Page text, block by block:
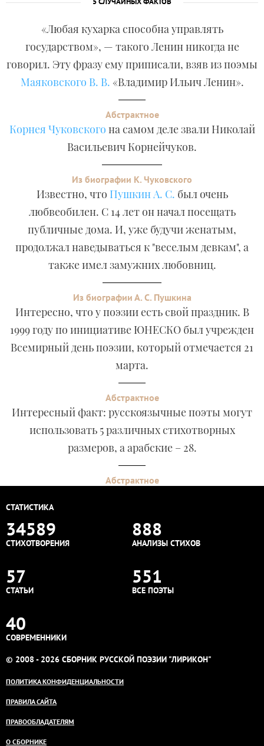
«Любая кухарка способна управлять
государством», — такого Ленин никогда не
говорил. Эту фразу ему приписали, взяв из поэмы
Маяковского В. В. «Владимир Ильич Ленин».
Абстрактное
Корнея Чуковского на самом деле звали Николай
Васильевич Корнейчуков.
Из биографии К. Чуковского
Известно, что Пушкин А. С. был очень
любвеобилен. С 14 лет он начал посещать
публичные дома. И, уже будучи женатым,
продолжал наведываться к "веселым девкам", а
также имел замужних любовниц.
Из биографии А. С. Пушкина
Интересно, что у поэзии есть свой праздник. В
1999 году по инициативе ЮНЕСКО был учрежден
Всемирный день поэзии, который отмечается 21
марта.
Абстрактное
Интересный факт: русскоязычные поэты могут
использовать 5 различных стихотворных
размеров, а арабские – 28.
Абстрактное
СТАТИСТИКА
34589
СТИХОТВОРЕНИЯ
888
АНАЛИЗЫ СТИХОВ
57
СТАТЬИ
551
ВСЕ ПОЭТЫ
40
СОВРЕМЕННИКИ
© 2008 - 2026 СБОРНИК РУССКОЙ ПОЭЗИИ "ЛИРИКОН"
ПОЛИТИКА КОНФИДЕНЦИАЛЬНОСТИ
ПРАВИЛА САЙТА
ПРАВООБЛАДАТЕЛЯМ
О СБОРНИКЕ